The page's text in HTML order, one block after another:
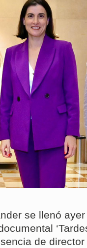
se llenó
de